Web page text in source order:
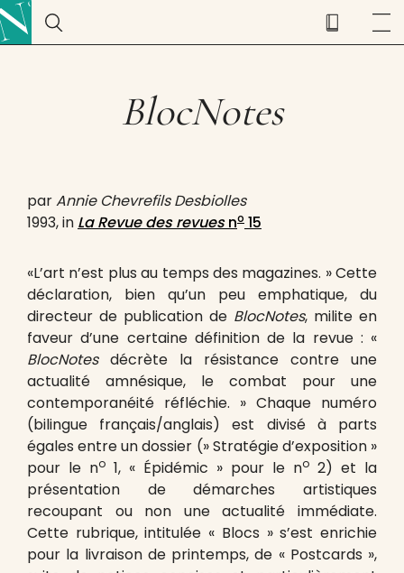
BlocNotes
parAnnie Chevrefils Desbiolles
1993, in La Revue des revuesno 15
«L’art n’est plus au temps des magazines. » Cette
déclaration, bien qu’un peu emphatique, du
directeur de publication de BlocNotes, milite en
faveur d’une certaine définition de la revue : «
BlocNotesdécrète la résistance contre une
actualité amnésique, le combat pour une
contemporanéité réfléchie. » Chaque numéro
(bilingue français/anglais) est divisé à parts
égales entre un dossier (» Stratégie d’exposition »
pour le no 1, « Épidémic » pour le no 2) et la
présentation de démarches artistiques
recoupant ou non une actualité immédiate.
Cette rubrique, intitulée « Blocs » s’est enrichie
pour la livraison de printemps, de « Postcards »,